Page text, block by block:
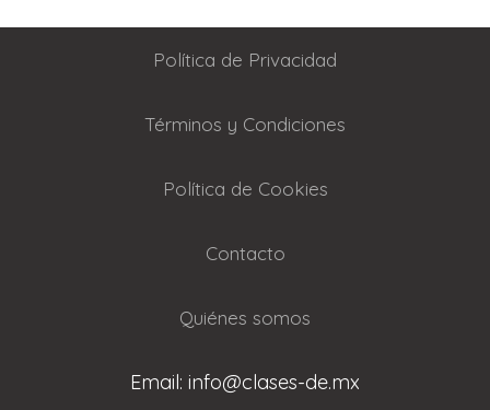
Política de Privacidad
Términos y Condiciones
Política de Cookies
Contacto
Quiénes somos
Email: info@clases-de.mx